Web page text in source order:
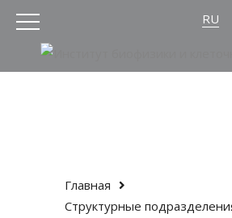
RU
Главная
Структурные